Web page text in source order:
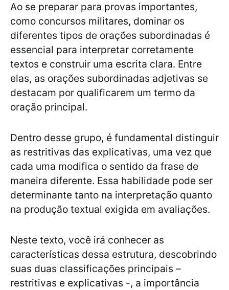
Ao se preparar para provas importantes,
como concursos militares, dominar os
diferentes tipos de orações subordinadas é
essencial para interpretar corretamente
textos e construir uma escrita clara. Entre
elas, as orações subordinadas adjetivas se
destacam por qualificarem um termo da
oração principal.
Dentro desse grupo, é fundamental distinguir
as restritivas das explicativas, uma vez que
cada uma modifica o sentido da frase de
maneira diferente. Essa habilidade pode ser
determinante tanto na interpretação quanto
na produção textual exigida em avaliações.
Neste texto, você irá conhecer as
características dessa estrutura, descobrindo
suas duas classificações principais –
restritivas e explicativas -, a importância